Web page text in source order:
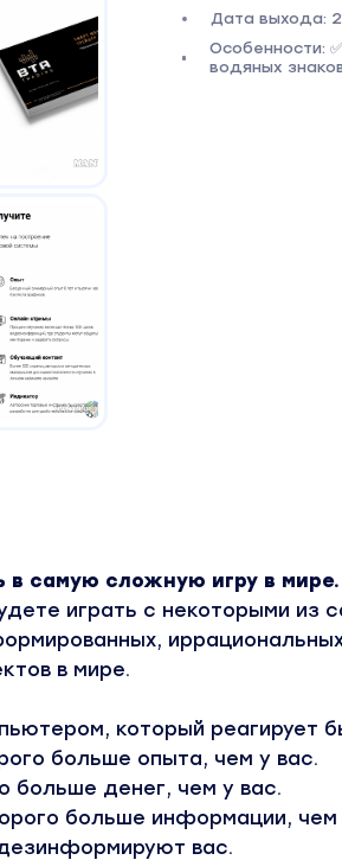
Дата выхода:
Особенности:
водяных
в самую сложную игру в мире.
играть с некоторыми из
в мире.
который реагирует
больше опыта, чем у вас.
больше денег, чем у вас.
больше информации, чем
вас.